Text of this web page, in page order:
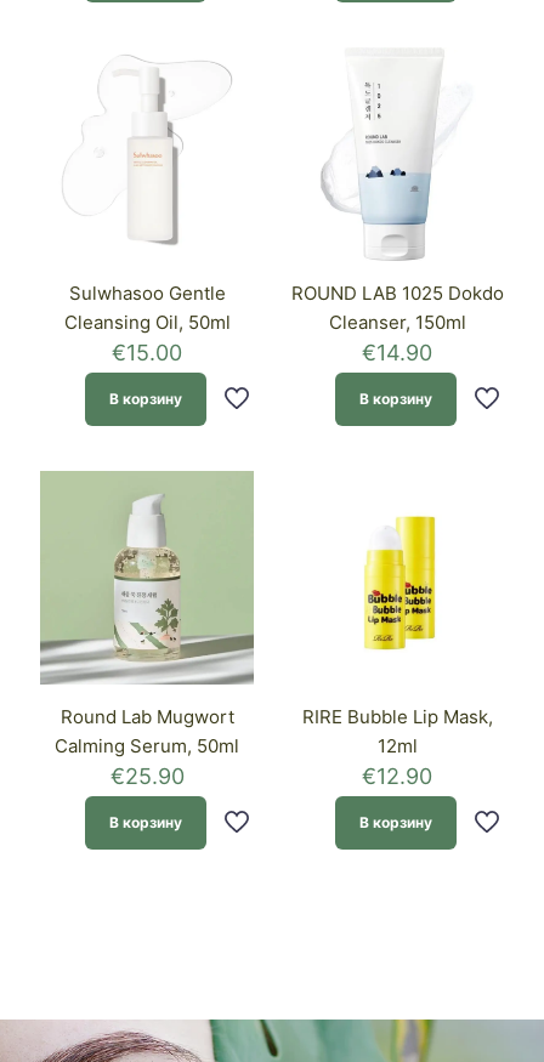
Sulwhasoo Gentle
Cleansing Oil, 50ml
€15.00
В корзину
ROUND LAB 1025 Dokdo
Cleanser, 150ml
€14.90
В корзину
Round Lab Mugwort
Calming Serum, 50ml
€25.90
В корзину
RIRE Bubble Lip Mask,
12ml
€12.90
В корзину